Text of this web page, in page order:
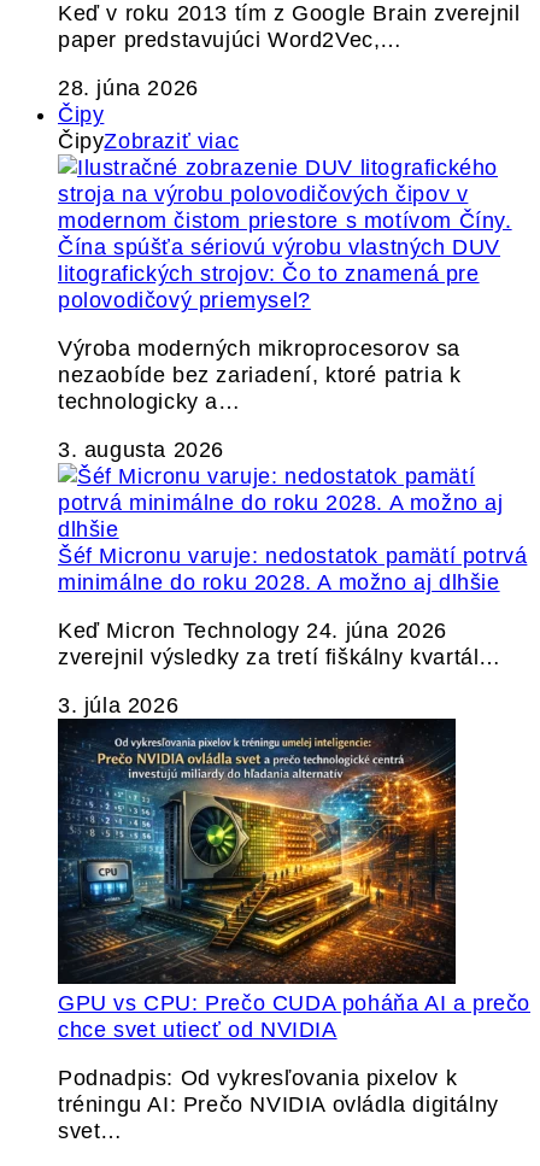
Keď v roku 2013 tím z Google Brain zverejnil
paper predstavujúci Word2Vec,…
28. júna 2026
Čipy
ČipyZobraziť viac
Čína spúšťa sériovú výrobu vlastných DUV
litografických strojov: Čo to znamená pre
polovodičový priemysel?
Výroba moderných mikroprocesorov sa
nezaobíde bez zariadení, ktoré patria k
technologicky a…
3. augusta 2026
Šéf Micronu varuje: nedostatok pamätí potrvá
minimálne do roku 2028. A možno aj dlhšie
Keď Micron Technology 24. júna 2026
zverejnil výsledky za tretí fiškálny kvartál…
3. júla 2026
GPU vs CPU: Prečo CUDA poháňa AI a prečo
chce svet utiecť od NVIDIA
Podnadpis: Od vykresľovania pixelov k
tréningu AI: Prečo NVIDIA ovládla digitálny
svet…